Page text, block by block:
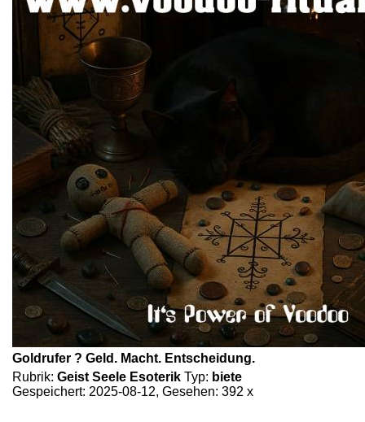
Goldrufer ? Geld. Macht. Entscheidung.
Rubrik: Geist Seele Esoterik Typ: biete
Gespeichert: 2025-08-12, Gesehen: 392 x